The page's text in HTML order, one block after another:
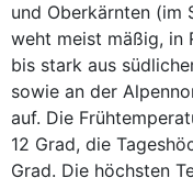
und Oberkärnten (im
weht meist mäßig, in
bis stark aus
sowie an der
auf. Die
12 Grad, die
Grad. Die höchsten